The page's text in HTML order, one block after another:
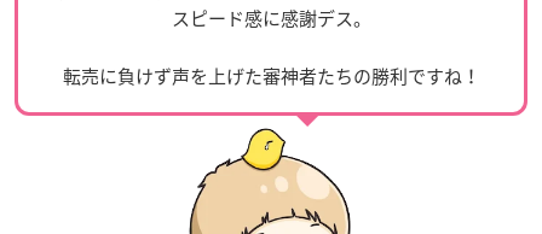
スピード感に感謝デス。
転売に負けず声を上げた審神者たちの勝利ですね！